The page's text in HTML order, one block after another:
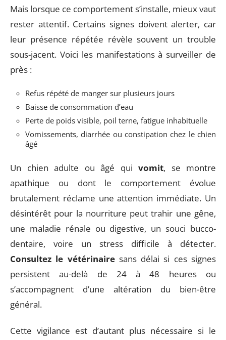
Mais lorsque ce comportement s’installe, mieux vaut
rester attentif. Certains signes doivent alerter, car
leur présence répétée révèle souvent un trouble
sous-jacent. Voici les manifestations à surveiller de
près :
Refus répété de manger sur plusieurs jours
Baisse de consommation d’eau
Perte de poids visible, poil terne, fatigue inhabituelle
Vomissements, diarrhée ou constipation chez le chien
âgé
Un chien adulte ou âgé qui vomit, se montre
apathique ou dont le comportement évolue
brutalement réclame une attention immédiate. Un
désintérêt pour la nourriture peut trahir une gêne,
une maladie rénale ou digestive, un souci bucco-
dentaire, voire un stress difficile à détecter.
Consultez le vétérinairesans délai si ces signes
persistent au-delà de 24 à 48 heures ou
s’accompagnent d’une altération du bien-être
général.
Cette vigilance est d’autant plus nécessaire si le